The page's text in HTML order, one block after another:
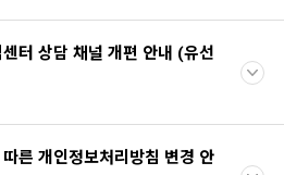
터 상담 채널 개편 안내 (유선
른 개인정보처리방침 변경 안